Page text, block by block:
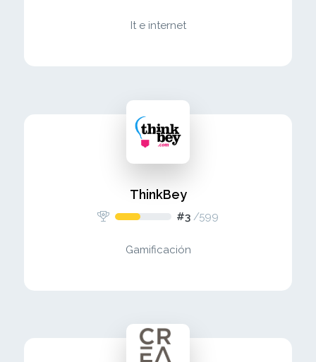
It e internet
ThinkBey
#3 /599
Gamificación